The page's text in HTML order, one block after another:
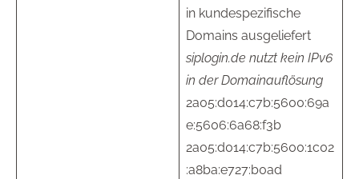
in kundespezifische
Domains ausgeliefert
siplogin.de nutzt kein IPv6
in der Domainauflösung
2a05:d014:c7b:5600:69a
e:5606:6a68:f3b
2a05:d014:c7b:5600:1c02
:a8ba:e727:b0ad